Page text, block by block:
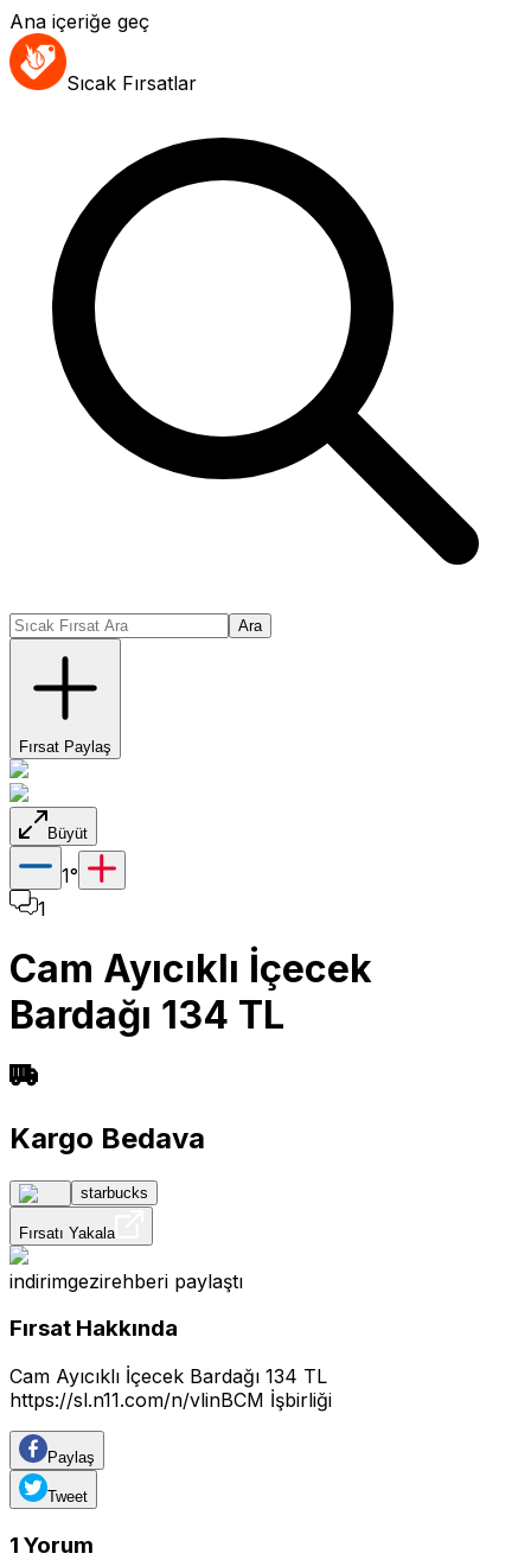
Ana içeriğe geç
Sıcak Fırsatlar
Ara
Fırsat Paylaş
Büyüt
1°
1
Cam Ayıcıklı İçecek
Bardağı 134 TL
Kargo Bedava
starbucks
Fırsatı Yakala
indirimgezirehberi paylaştı
Fırsat Hakkında
Cam Ayıcıklı İçecek Bardağı 134 TL
https://sl.n11.com/n/vlinBCM İşbirliği
Paylaş
Tweet
1 Yorum